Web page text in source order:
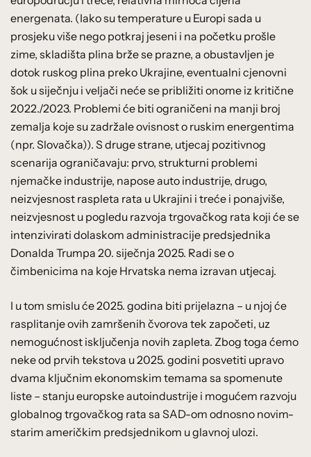
energenata. (Iako su temperature u Europi sada u
prosjeku više nego potkraj jeseni i na početku prošle
zime, skladišta plina brže se prazne, a obustavljen je
dotok ruskog plina preko Ukrajine, eventualni cjenovni
šok u siječnju i veljači neće se približiti onome iz kritične
2022./2023. Problemi će biti ograničeni na manji broj
zemalja koje su zadržale ovisnost o ruskim energentima
(npr. Slovačka)). S druge strane, utjecaj pozitivnog
scenarija ograničavaju: prvo, strukturni problemi
njemačke industrije, napose auto industrije, drugo,
neizvjesnost raspleta rata u Ukrajini i treće i ponajviše,
neizvjesnost u pogledu razvoja trgovačkog rata koji će se
intenzivirati dolaskom administracije predsjednika
Donalda Trumpa 20. siječnja 2025. Radi se o
čimbenicima na koje Hrvatska nema izravan utjecaj.
I u tom smislu će 2025. godina biti prijelazna – u njoj će
rasplitanje ovih zamršenih čvorova tek započeti, uz
nemogućnost isključenja novih zapleta. Zbog toga ćemo
neke od prvih tekstova u 2025. godini posvetiti upravo
dvama ključnim ekonomskim temama sa spomenute
liste – stanju europske autoindustrije i mogućem razvoju
globalnog trgovačkog rata sa SAD-om odnosno novim-
starim američkim predsjednikom u glavnoj ulozi.